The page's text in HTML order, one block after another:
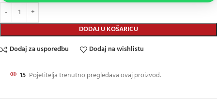
DODAJ U KOŠARICU
Dodaj za usporedbu Dodaj na wishlistu
15 Pojetitelja trenutno pregledava ovaj proizvod.